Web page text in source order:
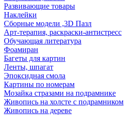
Развивающие товары
Наклейки
Сборные модели ,3D Пазл
Арт-терапия, раскраски-антистресс
Обучающая литература
Фоамиран
Багеты для картин
Ленты, шпагат
Эпоксидная смола
Картины по номерам
Мозайка стразами на подрамнике
Живопись на холсте с подрамником
Живопись на дереве